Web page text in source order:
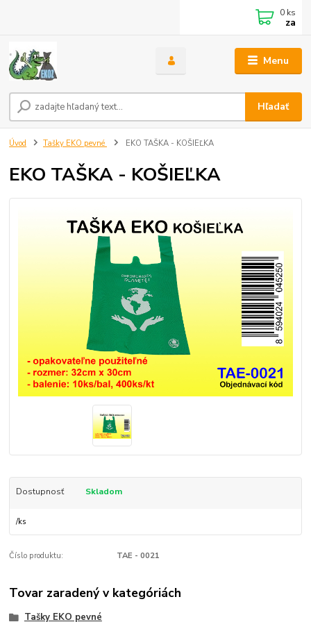
Menu
Hľadať
0 ks
za
Úvod Tašky EKO pevné EKO TAŠKA - KOŠIEĽKA
EKO TAŠKA - KOŠIEĽKA
Dostupnosť Skladom
/ks
Číslo produktu: TAE - 0021
Tovar zaradený v kategóriách
Tašky EKO pevné